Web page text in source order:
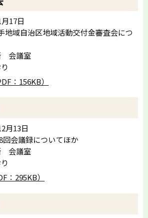
17日
地域自治区地域活動交付金審査会につ
会議室
：156KB）
月13日
回会議録についてほか
会議室
：295KB）